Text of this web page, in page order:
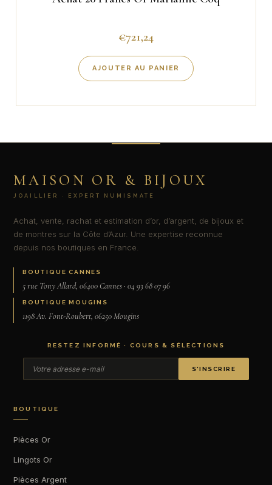
€721,24
AJOUTER AU PANIER
MAISON OR & BIJOUX
JOAILLIER · EXPERT NUMISMATE
Achat, vente, rachat et estimation d’or, d’argent, de bijoux et
de montres sur la Côte d’Azur. Une expertise reconnue
depuis nos boutiques en France.
BOUTIQUE CANNES
5 rue Tony Allard, 06400 Cannes · 04 93 68 07 96
BOUTIQUE MOUGINS
1198 Av. Font-Roubert, 06250 Mougins
RESTEZ INFORMÉ · COURS & SÉLECTIONS
S’INSCRIRE
BOUTIQUE
Pièces Or
Lingots Or
Pièces Argent